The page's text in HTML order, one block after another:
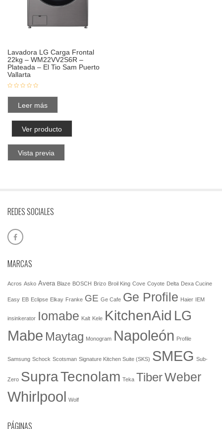
Lavadora LG Carga Frontal
22kg – WM22VV2S6R –
Plateada – El Tio Sam Puerto
Vallarta
Leer más
Ver producto
Vista previa
REDES SOCIALES
MARCAS
Acros Asko Avera Blaze BOSCH Brizo Broil King Cove Coyote Delta Dexa Cucine
Easy EB Eclipse Elkay Franke GE Ge Cafe Ge Profile Haier IEM
insinkerator Iomabe Kalt Kele KitchenAid LG
Mabe Maytag Monogram Napoleón Profile
Samsung Schock Scotsman Signature Kitchen Suite (SKS) SMEG Sub-
Zero SupraTecnolam Teka TiberWeber
Whirlpool Wolf
PÁGINAS